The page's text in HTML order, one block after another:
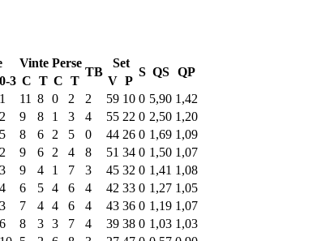
Vinte Perse
TB
Set
S QS QP
0-3 C T C T V P
1 11 8 0 2 2 59 10 0 5,90 1,42
2 9 8 1 3 4 55 22 0 2,50 1,20
5 8 6 2 5 0 44 26 0 1,69 1,09
2 9 6 2 4 8 51 34 0 1,50 1,07
3 9 4 1 7 3 45 32 0 1,41 1,08
4 6 5 4 6 4 42 33 0 1,27 1,05
3 7 4 4 6 4 43 36 0 1,19 1,07
6 8 3 3 7 4 39 38 0 1,03 1,03